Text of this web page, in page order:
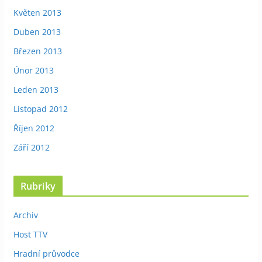
Květen 2013
Duben 2013
Březen 2013
Únor 2013
Leden 2013
Listopad 2012
Říjen 2012
Září 2012
Rubriky
Archiv
Host TTV
Hradní průvodce